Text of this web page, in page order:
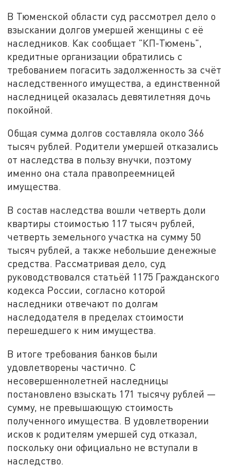
В Тюменской области суд рассмотрел дело о
взыскании долгов умершей женщины с её
наследников. Как сообщает "КП-Тюмень",
кредитные организации обратились с
требованием погасить задолженность за счёт
наследственного имущества, а единственной
наследницей оказалась девятилетняя дочь
покойной.
Общая сумма долгов составляла около 366
тысяч рублей. Родители умершей отказались
от наследства в пользу внучки, поэтому
именно она стала правопреемницей
имущества.
В состав наследства вошли четверть доли
квартиры стоимостью 117 тысяч рублей,
четверть земельного участка на сумму 50
тысяч рублей, а также небольшие денежные
средства. Рассматривая дело, суд
руководствовался статьёй 1175 Гражданского
кодекса России, согласно которой
наследники отвечают по долгам
наследодателя в пределах стоимости
перешедшего к ним имущества.
В итоге требования банков были
удовлетворены частично. С
несовершеннолетней наследницы
постановлено взыскать 171 тысячу рублей —
сумму, не превышающую стоимость
полученного имущества. В удовлетворении
исков к родителям умершей суд отказал,
поскольку они официально не вступали в
наследство.